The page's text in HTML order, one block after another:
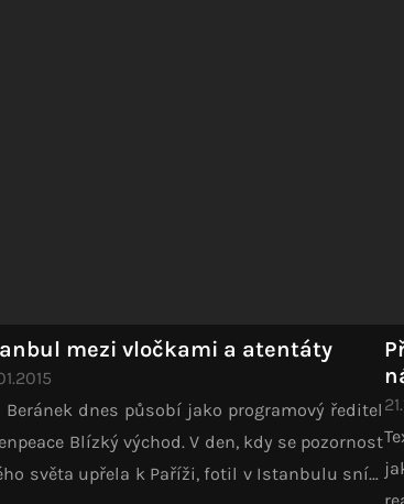
mezi vločkami a atentáty
Beránek dnes působí jako programový ředitel
Blízký východ. V den, kdy se pozornost
světa upřela k Paříži, fotil v Istanbulu sníh.